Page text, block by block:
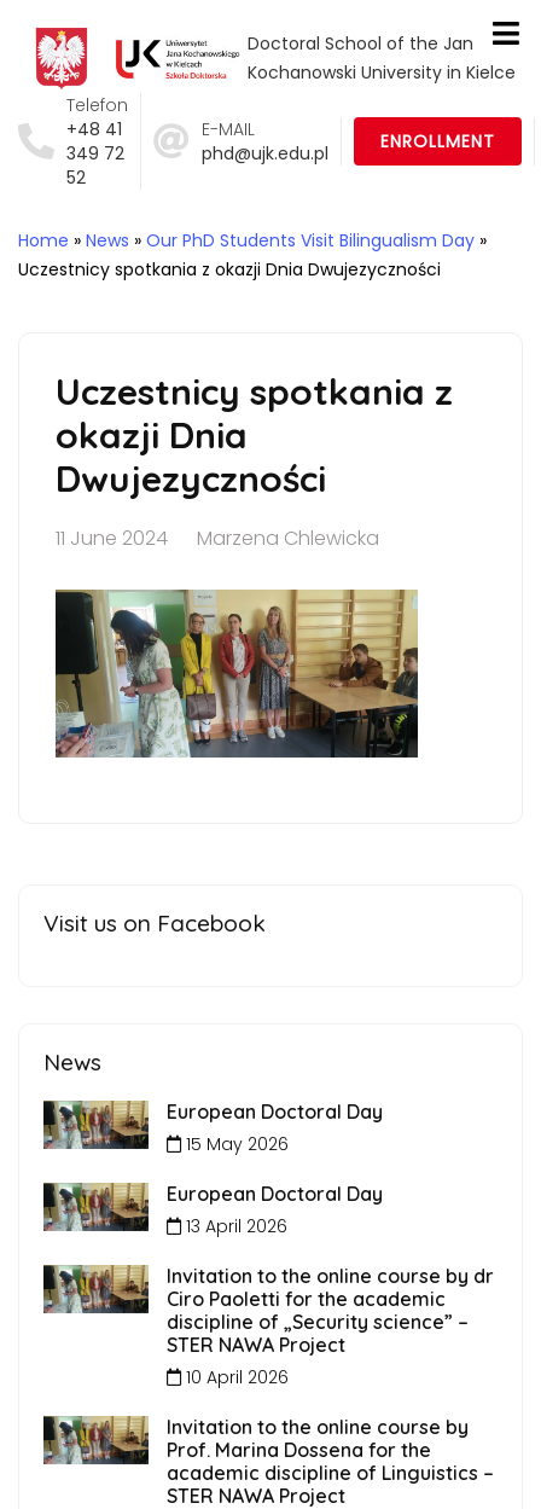
Doctoral School of the Jan
Kochanowski University in Kielce
Telefon
+48 41
349 72
52
E-MAIL
phd@ujk.edu.pl
ENROLLMENT
Home » News » Our PhD Students Visit Bilingualism Day »
Uczestnicy spotkania z okazji Dnia Dwujezyczności
Uczestnicy spotkania z
okazji Dnia
Dwujezyczności
11 June 2024 Marzena Chlewicka
Visit us on Facebook
News
European Doctoral Day
15 May 2026
European Doctoral Day
13 April 2026
Invitation to the online course by dr
Ciro Paoletti for the academic
discipline of „Security science” –
STER NAWA Project
10 April 2026
Invitation to the online course by
Prof. Marina Dossena for the
academic discipline of Linguistics –
STER NAWA Project